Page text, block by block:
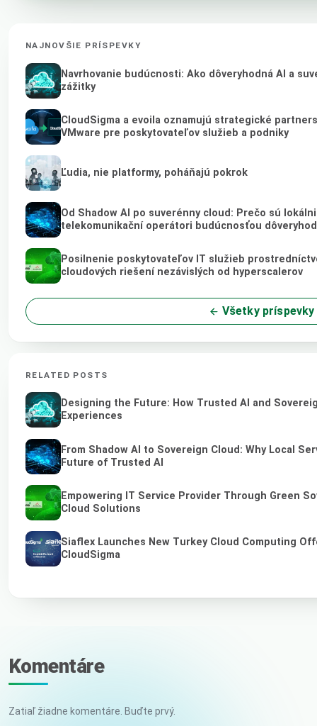
NAJNOVŠIE PRÍSPEVKY
Navrhovanie budúcnosti: Ako dôveryhodná AI a
zážitky
CloudSigma a evoila oznamujú strategické
VMware pre poskytovateľov služieb a podniky
Ľudia, nie platformy, poháňajú pokrok
Od Shadow AI po suverénny cloud: Prečo sú
telekomunikační operátori budúcnosťou
Posilnenie poskytovateľov IT služieb
cloudových riešení nezávislých od hyperscalerov
Všetky príspevky
RELATED POSTS
Designing the Future: How Trusted AI and
Experiences
From Shadow AI to Sovereign Cloud: Why Local
Future of Trusted AI
Empowering IT Service Provider Through Green
Cloud Solutions
Siaflex Launches New Turkey Cloud Computing
CloudSigma
Komentáre
Zatiaľ žiadne komentáre. Buďte prvý.